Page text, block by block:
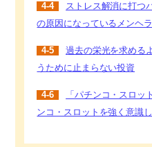
4-4
ストレス解消に打つ
の原因になっているメンヘ
4-5
過去の栄光を求める
うために止まらない投資
4-6
「パチンコ・スロッ
ンコ・スロットを強く意識